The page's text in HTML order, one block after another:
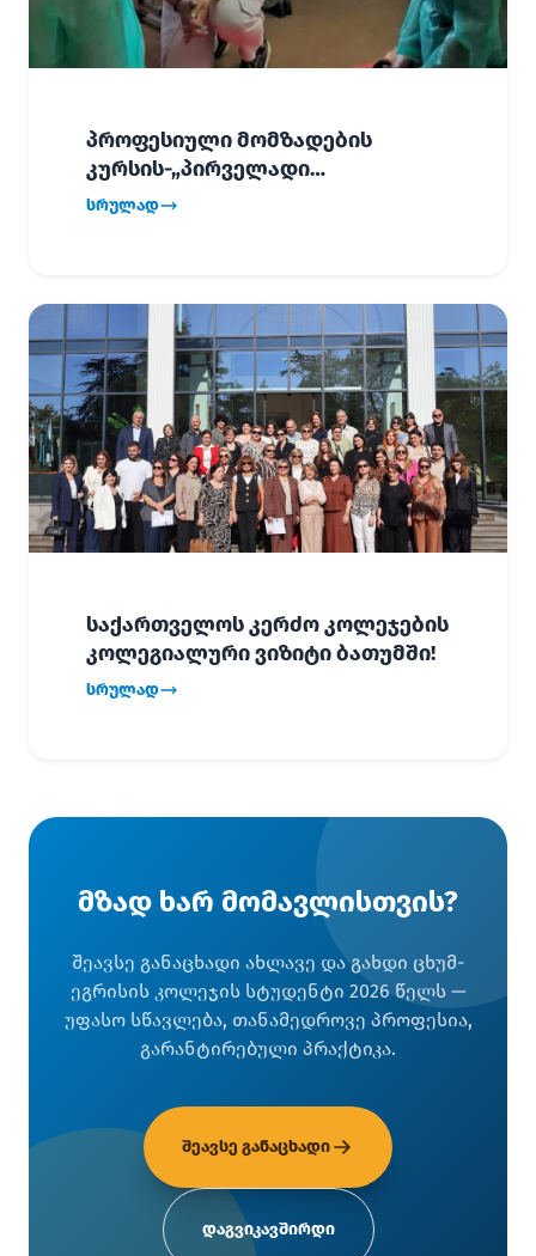
პროფესიული მომზადების
კურსის-„პირველადი
გადაუდებელი დახმარება“,
სრულად
საქართველოს კერძო კოლეჯების
კოლეგიალური ვიზიტი ბათუმში!
სრულად
მზად ხარ მომავლისთვის?
შეავსე განაცხადი ახლავე და გახდი ცხუმ-
ეგრისის კოლეჯის სტუდენტი 2026 წელს —
უფასო სწავლება, თანამედროვე პროფესია,
გარანტირებული პრაქტიკა.
შეავსე განაცხადი
დაგვიკავშირდი